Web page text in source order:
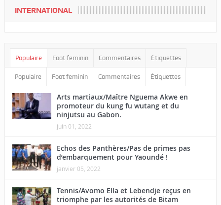
INTERNATIONAL
Populaire Foot feminin Commentaires Étiquettes
Populaire Foot feminin Commentaires Étiquettes
Arts martiaux/Maître Nguema Akwe en
promoteur du kung fu wutang et du
ninjutsu au Gabon.
juin 01, 2022
Echos des Panthères/Pas de primes pas
d’embarquement pour Yaoundé !
janvier 05, 2022
Tennis/Avomo Ella et Lebendje reçus en
triomphe par les autorités de Bitam